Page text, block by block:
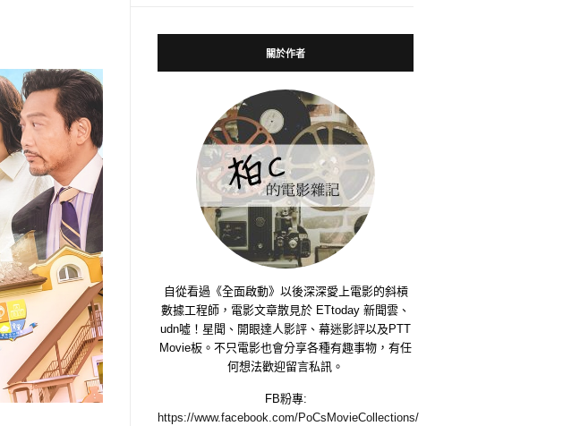
關於作者
自從看過《全面啟動》以後深深愛上電影的斜槓
數據工程師，電影文章散見於 ETtoday 新聞雲、
udn噓！星聞、開眼達人影評、幕迷影評以及PTT
Movie板。不只電影也會分享各種有趣事物，有任
何想法歡迎留言私訊。
FB粉專:
https://www.facebook.com/PoCsMovieCollections/